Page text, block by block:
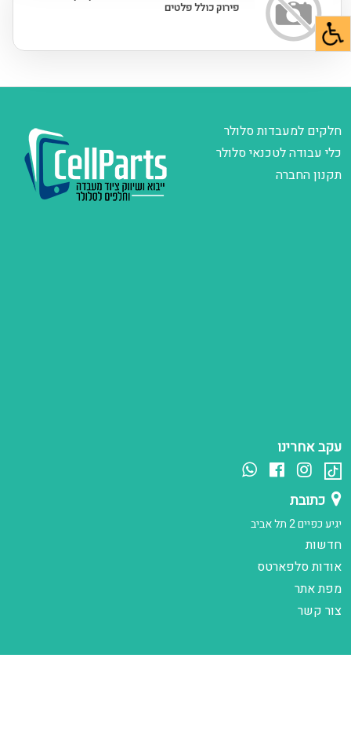
פירוק כולל פלטים
עקב אחרינו
כתובת
יגיע כפיים 2 תל אביב
חדשות
אודות סלפארטס
מפת אתר
צור קשר
חלקים למעבדות סלולר
כלי עבודה לטכנאי סלולר
תקנון החברה